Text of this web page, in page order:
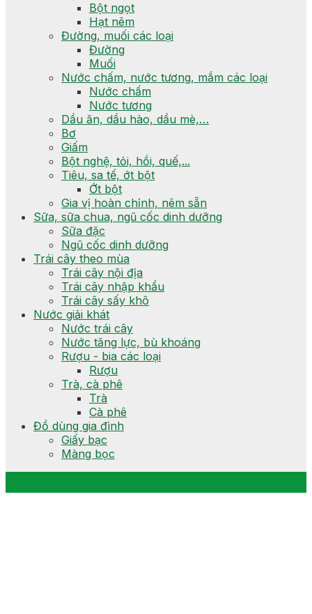
Bột ngọt
Hạt nêm
Đường, muối các loại
Đường
Muối
Nước chấm, nước tương, mắm các loại
Nước chấm
Nước tương
Dầu ăn, dầu hào, dầu mè,…
Bơ
Giấm
Bột nghệ, tỏi, hồi, quế,...
Tiêu, sa tế, ớt bột
Ớt bột
Gia vị hoàn chỉnh, nêm sẵn
Sữa, sữa chua, ngũ cốc dinh dưỡng
Sữa đặc
Ngũ cốc dinh dưỡng
Trái cây theo mùa
Trái cây nội địa
Trái cây nhập khẩu
Trái cây sấy khô
Nước giải khát
Nước trái cây
Nước tăng lực, bù khoáng
Rượu - bia các loại
Rượu
Trà, cà phê
Trà
Cà phê
Đồ dùng gia đình
Giấy bạc
Màng bọc